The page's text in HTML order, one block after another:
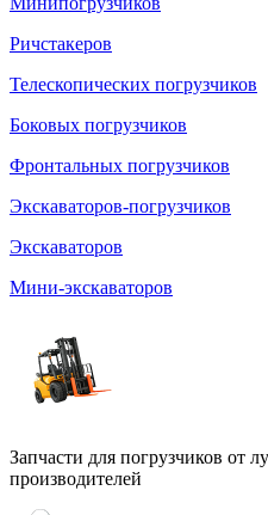
Ричстакеров
Телескопических погрузчиков
Боковых погрузчиков
Фронтальных погрузчиков
Экскаваторов-погрузчиков
Экскаваторов
Мини-экскаваторов
Запчасти для погрузчиков от
производителей